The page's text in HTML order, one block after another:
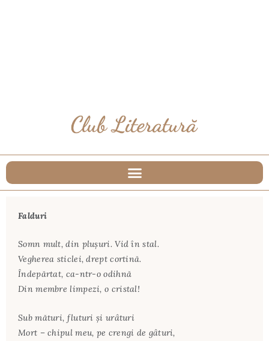
Falduri
Somn mult, din pluşuri. Vid în stal.
Vegherea sticlei, drept cortină.
Îndepărtat, ca-ntr-o odihnă
Din membre limpezi, o cristal!
Sub mături, fluturi şi urâturi
Mort – chipul meu, pe crengi de gâturi,